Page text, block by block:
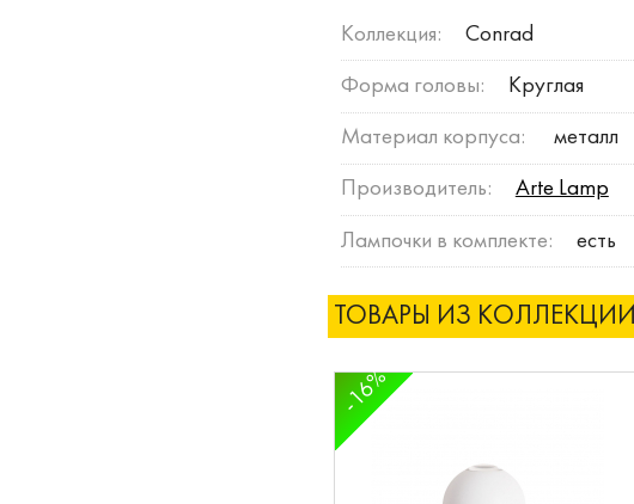
Коллекция: Conrad
Форма головы: Круглая
Материал корпуса: металл
Производитель: Arte Lamp
Лампочки в комплекте: есть
ТОВАРЫ ИЗ КОЛЛЕКЦИИ
-16%